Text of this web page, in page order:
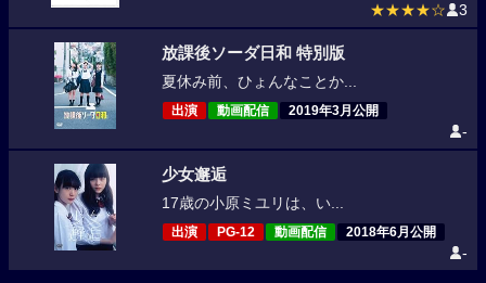
★★★★☆ 3
放課後ソーダ日和 特別版
夏休み前、ひょんなことか...
出演 動画配信 2019年3月公開
-
少女邂逅
17歳の小原ミユリは、い...
出演 PG-12 動画配信 2018年6月公開
-